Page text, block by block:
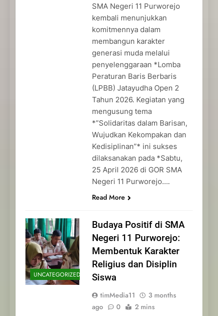
SMA Negeri 11 Purworejo
kembali menunjukkan
komitmennya dalam
membangun karakter
generasi muda melalui
penyelenggaraan *Lomba
Peraturan Baris Berbaris
(LPBB) Jatayudha Open 2
Tahun 2026. Kegiatan yang
mengusung tema
*”Solidaritas dalam Barisan,
Wujudkan Kekompakan dan
Kedisiplinan”* ini sukses
dilaksanakan pada *Sabtu,
25 April 2026 di GOR SMA
Negeri 11 Purworejo….
Read More
UNCATEGORIZED
Budaya Positif di SMA
Negeri 11 Purworejo:
Membentuk Karakter
Religius dan Disiplin
Siswa
timMedia11
3 months
ago
0 2 mins